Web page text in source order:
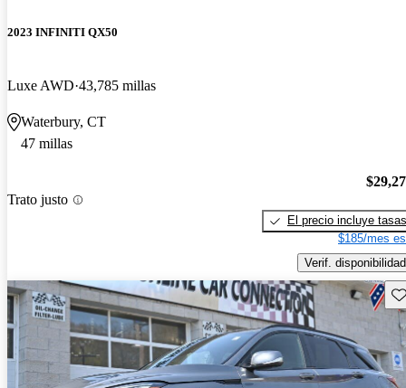
2023 INFINITI QX50
Luxe AWD 43,785 millas
Waterbury, CT
47 millas
Trato justo
El precio incluye tasas
$185/mes
Verif. disponibilidad